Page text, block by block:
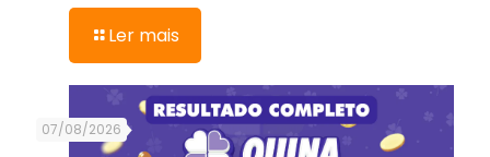
Ler mais
07/08/2026